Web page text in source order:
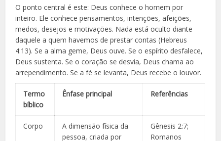
O ponto central é este: Deus conhece o homem por
inteiro. Ele conhece pensamentos, intenções, afeições,
medos, desejos e motivações. Nada está oculto diante
daquele a quem havemos de prestar contas (Hebreus
4:13). Se a alma geme, Deus ouve. Se o espírito desfalece,
Deus sustenta. Se o coração se desvia, Deus chama ao
arrependimento. Se a fé se levanta, Deus recebe o louvor.
Termo
bíblico
Ênfase principal Referências
Corpo
A dimensão física da
pessoa, criada por
Gênesis 2:7;
Romanos